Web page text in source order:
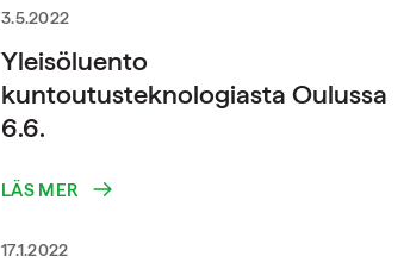
3.5.2022
Yleisöluento
kuntoutusteknologiasta Oulussa
6.6.
LÄS MER
17.1.2022